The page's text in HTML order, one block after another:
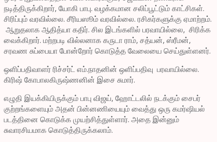
நடித்திருக்கிறார், யோகி பாபு. வழக்கமான சலிப்பூட்டும் காட்சிகள்.
சிரிப்பும் வரவில்லை. சீரியஸூம் வரவில்லை. ரசிகர்களுக்கு ஏமாற்றம்.
ஆறுதலாக ஆதித்யா கதிர். சில இடங்களில் பரவாயில்லை, சிரிக்க
வைக்கிறார். மற்றபடி வில்லனாக கருடா ராம், சத்யன், ஸ்ரீமன்,
சரவண சுப்பையா போன்றோர் கொடுத்த வேலையை செய்துள்ளனர்.
ஒளிப்பதிவாளர் ரிச்சர்ட் எம்.நாதனின் ஒளிப்பதிவு பரவாயில்லை.
கிரிஷ் கோபாலகிருஷ்ணனின் இசை சுமார்.
எழுதி இயக்கியிருக்கும் பாபு விஜய், ஹோட்டலில் நடக்கும் சைபர்
குற்றங்களையும் அதன் பின்னணியையும் வைத்து ஒரு கமர்ஷியல்
படத்தினை கொடுக்க முயற்சித்துள்ளார். அதை இன்னும்
சுவாரசியமாக கொடுத்திருக்கலாம்.